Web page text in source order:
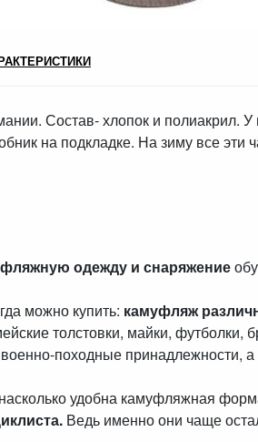
Состав- хлопок и полиакрил.
на подкладке. На зиму все эти
одежду и снаряжение
можно купить: камуфляж
толстовки, майки,
походные принадлежности,
удобна камуфляжная
Ведь именно они чаще